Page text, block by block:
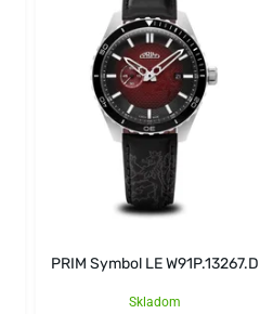
PRIM Symbol LE W91P.13267.D
Skladom